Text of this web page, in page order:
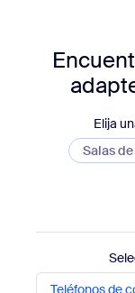
Elija
Salas
Teléfonos de